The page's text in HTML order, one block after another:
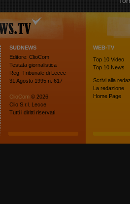
SUDNEWS
Editore: ClioCom
Testata giornalistica
Reg. Tribunale di Lecce
31 Agosto 1995 n. 617
ClioCom © 2026
Clio S.r.l. Lecce
Tutti i diritti riservati
WEB-TV
Top 10 Video
Top 10 News
Scrivi alla
La redazione
Home Page